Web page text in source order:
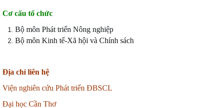
Cơ cấu tổ chức
Bộ môn Phát triển Nông nghiệp
Bộ môn Kinh tế-Xã hội và Chính sách
Địa chỉ liên hệ
Viện nghiên cứu Phát triển ĐBSCL
Đại học Cần Thơ